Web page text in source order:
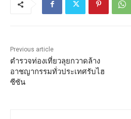
Previous article
ตำรวจท่องเที่ยวลุยกวาดล้าง
อาชญากรรมทั่วประเทศรับไฮ
ซีซัน